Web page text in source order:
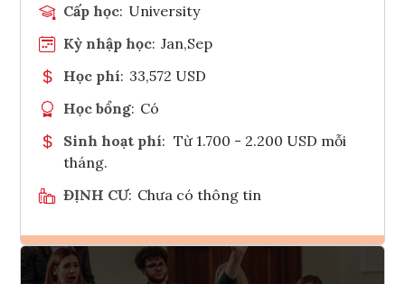
Cấp học: University
Kỳ nhập học: Jan,Sep
Học phí: 33,572 USD
Học bổng: Có
Sinh hoạt phí: Từ 1.700 - 2.200 USD mỗi
tháng.
ĐỊNH CƯ: Chưa có thông tin
Ghi danh